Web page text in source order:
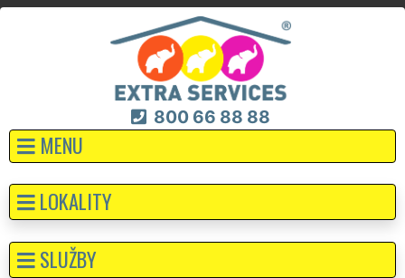
800 66 88 88
MENU
LOKALITY
SLUŽBY